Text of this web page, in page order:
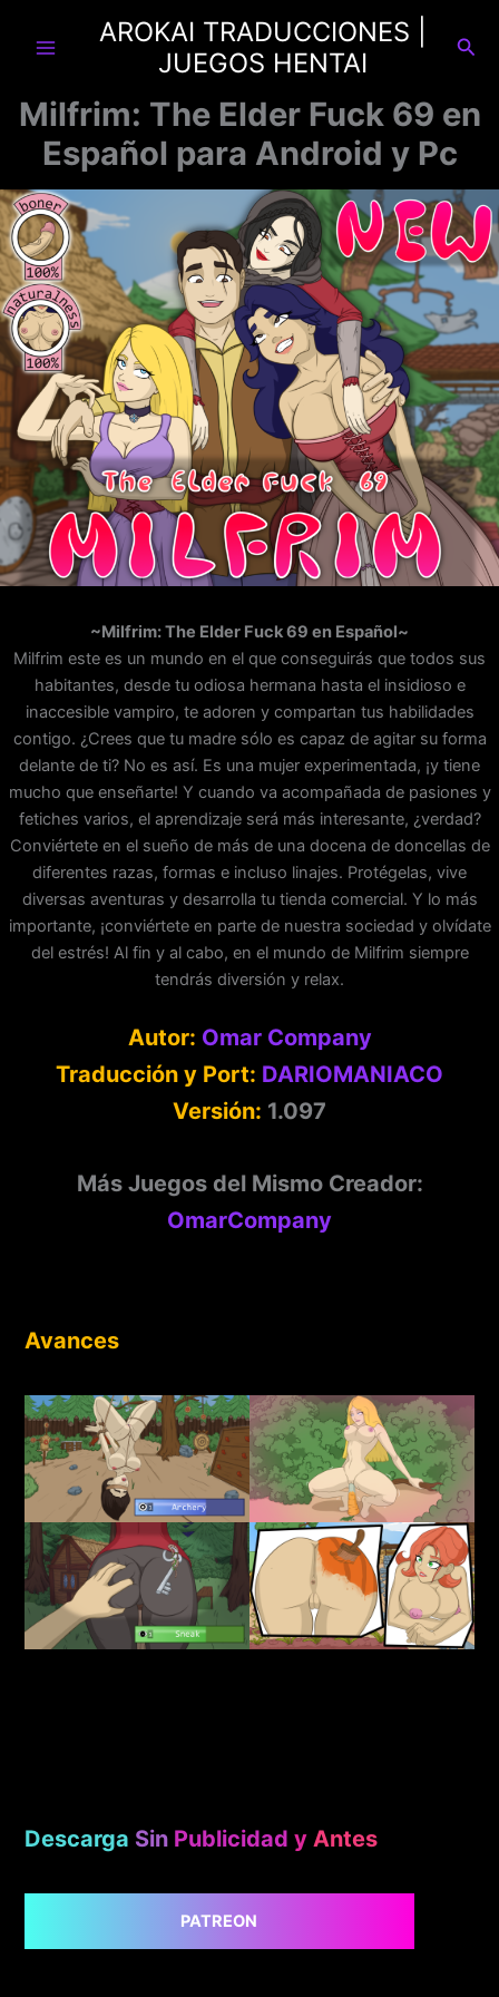
AROKAI TRADUCCIONES |
JUEGOS HENTAI
Milfrim: The Elder Fuck 69 en
Español para Android y Pc
~Milfrim: The Elder Fuck 69 en Español~
Milfrim este es un mundo en el que conseguirás que todos sus
habitantes, desde tu odiosa hermana hasta el insidioso e
inaccesible vampiro, te adoren y compartan tus habilidades
contigo. ¿Crees que tu madre sólo es capaz de agitar su forma
delante de ti? No es así. Es una mujer experimentada, ¡y tiene
mucho que enseñarte! Y cuando va acompañada de pasiones y
fetiches varios, el aprendizaje será más interesante, ¿verdad?
Conviértete en el sueño de más de una docena de doncellas de
diferentes razas, formas e incluso linajes. Protégelas, vive
diversas aventuras y desarrolla tu tienda comercial. Y lo más
importante, ¡conviértete en parte de nuestra sociedad y olvídate
del estrés! Al fin y al cabo, en el mundo de Milfrim siempre
tendrás diversión y relax.
Autor: Omar Company
Traducción y Port: DARIOMANIACO
Versión: 1.097
Más Juegos del Mismo Creador:
OmarCompany
Avances
Descarga Sin Publicidad y Antes
PATREON